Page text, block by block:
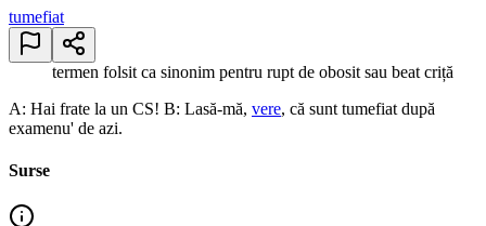
tumefiat
termen folsit ca sinonim pentru rupt de obosit sau beat criță
A: Hai frate la un CS! B: Lasă-mă, vere, că sunt tumefiat după
examenu' de azi.
Surse